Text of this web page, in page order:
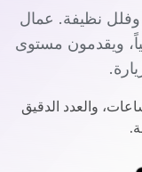
نظيفة. عمال
ويقدمون مستوى
والعدد الدقيق